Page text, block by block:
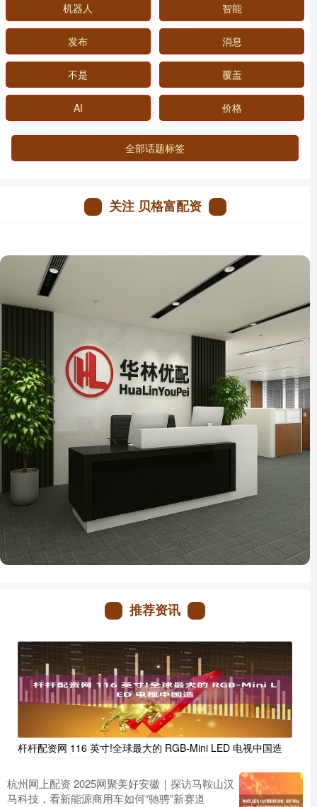
机器人 智能
发布 消息
不是 覆盖
AI 价格
全部话题标签
关注 贝格富配资
推荐资讯
杆杆配资网 116 英寸!全球最大的 RGB-Mini LED 电视中国造
杭州网上配资 2025网聚美好安徽｜探访马鞍山汉
马科技，看新能源商用车如何“驰骋”新赛道